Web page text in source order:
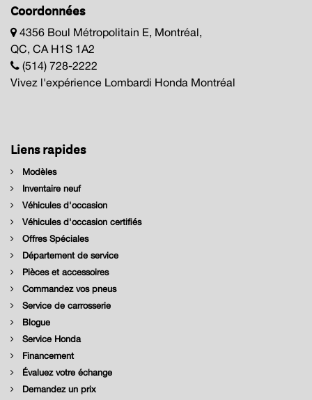
Coordonnées
4356 Boul Métropolitain E, Montréal,
QC, CA H1S 1A2
(514) 728-2222
Vivez l'expérience Lombardi Honda Montréal
Liens rapides
Modèles
Inventaire neuf
Véhicules d'occasion
Véhicules d'occasion certifiés
Offres Spéciales
Département de service
Pièces et accessoires
Commandez vos pneus
Service de carrosserie
Blogue
Service Honda
Financement
Évaluez votre échange
Demandez un prix